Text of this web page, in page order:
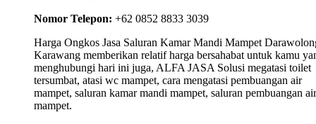
Nomor Telepon: +62 0852 8833 3039
Harga Ongkos Jasa Saluran Kamar Mandi Mampet
Karawang memberikan relatif harga bersahabat untuk kamu
menghubungi hari ini juga, ALFA JASA Solusi megatasi toilet
tersumbat, atasi wc mampet, cara mengatasi pembuangan air
mampet, saluran kamar mandi mampet, saluran pembuangan air
mampet.